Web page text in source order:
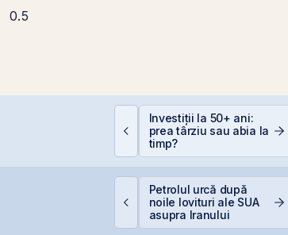
0.5
Investiții la 50+ ani:
prea târziu sau abia la
timp?
Petrolul urcă după
noile lovituri ale SUA
asupra Iranului